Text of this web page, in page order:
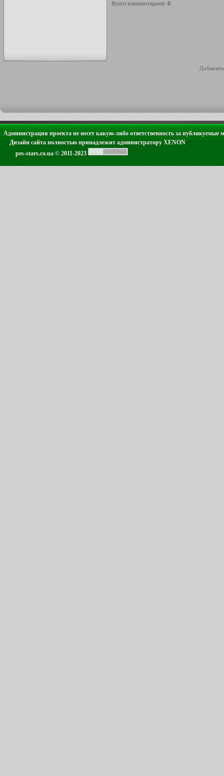
Всего комментариев: 0
Администрация проекта не несет какую-либо ответственность за публикуемые
Дизайн сайта полностью принадлежит администратору XENON
pes-stars.co.ua © 2011-2023